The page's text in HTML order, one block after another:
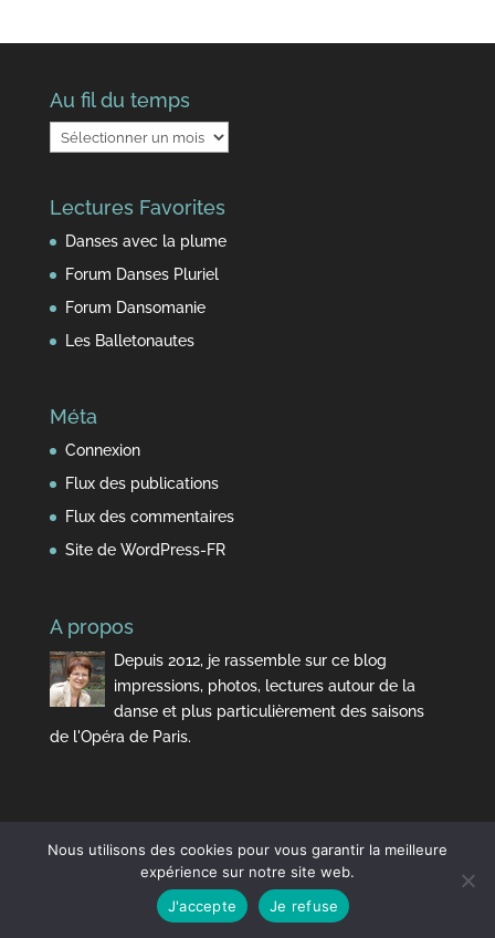
Au fil du temps
Au
fil
temps
Lectures Favorites
Danses avec la plume
Forum Danses Pluriel
Forum Dansomanie
Les Balletonautes
Méta
Connexion
Flux des publications
Flux des commentaires
Site de WordPress-FR
A propos
Depuis 2012, je rassemble sur ce blog
impressions, photos, lectures autour de la
danse et plus particulièrement des saisons
de l'Opéra de Paris.
Elegant Themes | Propulsé par
Nous utilisons des cookies pour vous garantir la meilleure
expérience sur notre site web.
J'accepte
Je refuse